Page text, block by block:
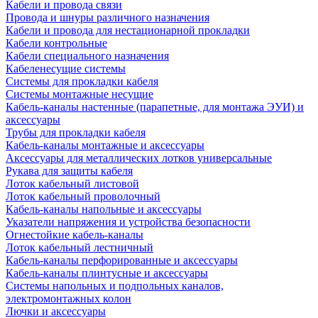
Кабели и провода связи
Провода и шнуры различного назначения
Кабели и провода для нестационарной прокладки
Кабели контрольные
Кабели специального назначения
Кабеленесущие системы
Системы для прокладки кабеля
Системы монтажные несущие
Кабель-каналы настенные (парапетные, для монтажа ЭУИ) и
аксессуары
Трубы для прокладки кабеля
Кабель-каналы монтажные и аксессуары
Аксессуары для металлических лотков универсальные
Рукава для защиты кабеля
Лоток кабельный листовой
Лоток кабельный проволочный
Кабель-каналы напольные и аксессуары
Указатели напряжения и устройства безопасности
Огнестойкие кабель-каналы
Лоток кабельный лестничный
Кабель-каналы перфорированные и аксессуары
Кабель-каналы плинтусные и аксессуары
Системы напольных и подпольных каналов,
электромонтажных колон
Лючки и аксессуары